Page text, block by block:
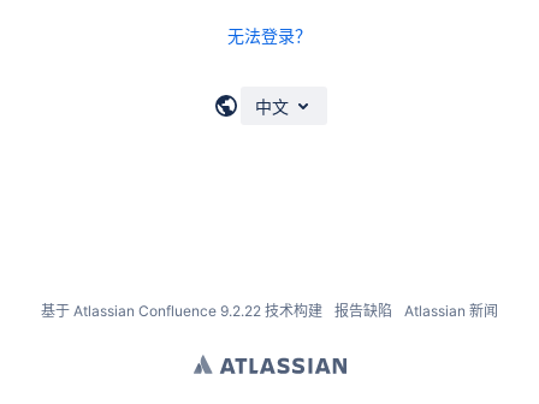
无法登录？
中文
基于 Atlassian Confluence 9.2.22 技术构建 报告缺陷 Atlassian 新闻